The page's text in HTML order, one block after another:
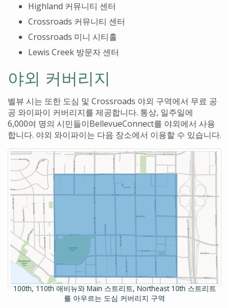
Highland 커뮤니티 센터
Crossroads 커뮤니티 센터
Crossroads 미니 시티홀
Lewis Creek 방문자 센터
야외 커버리지
벨뷰 시는 또한 도심 및 Crossroads 야외 구역에서 무료 공
공 와이파이 커버리지를 제공합니다. 통상, 일주일에
6,000여 명의 시민들이BellevueConnect를 야외에서 사용
합니다. 야외 와이파이는 다음 장소에서 이용할 수 있습니다.
100th, 110th 애비뉴와 Main 스트리트, Northeast 10th 스트리트
를 아우르는 도심 커버리지 구역